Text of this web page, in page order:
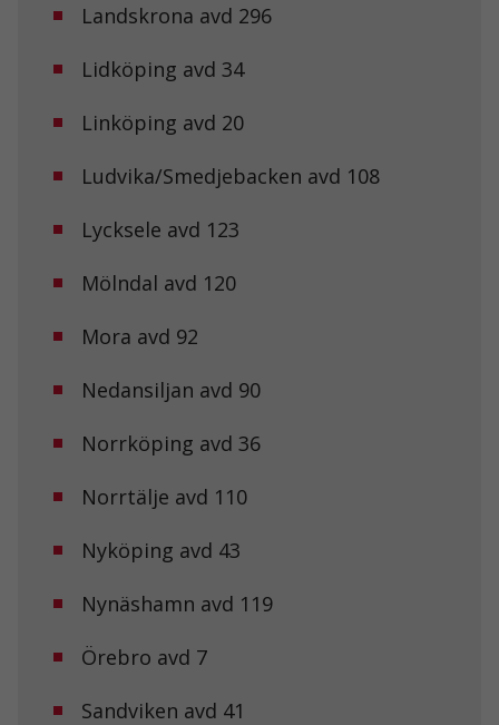
Landskrona avd 296
Lidköping avd 34
Linköping avd 20
Ludvika/Smedjebacken avd 108
Lycksele avd 123
Mölndal avd 120
Mora avd 92
Nedansiljan avd 90
Norrköping avd 36
Norrtälje avd 110
Nyköping avd 43
Nynäshamn avd 119
Örebro avd 7
Sandviken avd 41